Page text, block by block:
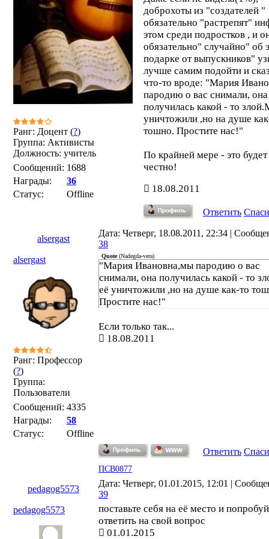
Ранг: Доцент (?)
Группа: Активисты
Должность: учитель
Сообщений: 1688
Награды:
36
Статус:
Offline
доброхоты из "создателей "
обязательно "растрепят"
этом среди подростков , и
обязательно" случайно" об
подарке от выпускников"
лучше самим подойти и
что-то вроде: "Мария
пародию о вас снимали, она
получилась какой - то
уничтожили ,но на душе
тошно. Простите нас!"
По крайней мере - это будет
честно!
18.08.2011
Ответить
alsergast
Дата: Четверг, 18.08.2011, 22:34 |
38
alsergast
Ранг: Профессор
(?)
Группа:
Пользователи
Сообщений: 4335
Награды:
58
Статус:
Offline
Quote(Nadegda-vera)
"Мария Ивановна,мы пародию о вас
снимали, она получилась какой - то
её уничтожили ,но на душе как-то
Простите нас!"
Если только так...
18.08.2011
Ответить
ПСВ0877
pedagog5573
Дата: Четверг, 01.01.2015, 12:01 |
39
pedagog5573
поставьте себя на её место и
ответить на свой вопрос
01.01.2015